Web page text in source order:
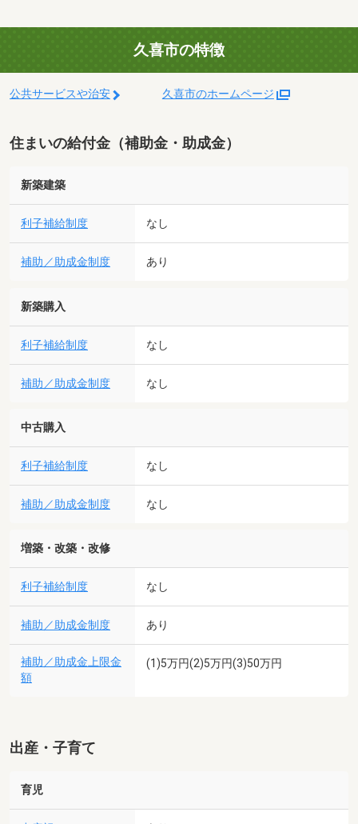
久喜市の特徴
公共サービスや治安 久喜市のホームページ
住まいの給付金（補助金・助成金）
新築建築
利子補給制度 なし
補助／助成金制度 あり
新築購入
利子補給制度 なし
補助／助成金制度 なし
中古購入
利子補給制度 なし
補助／助成金制度 なし
増築・改築・改修
利子補給制度 なし
補助／助成金制度 あり
補助／助成金上限金
額
(1)5万円(2)5万円(3)50万円
出産・子育て
育児